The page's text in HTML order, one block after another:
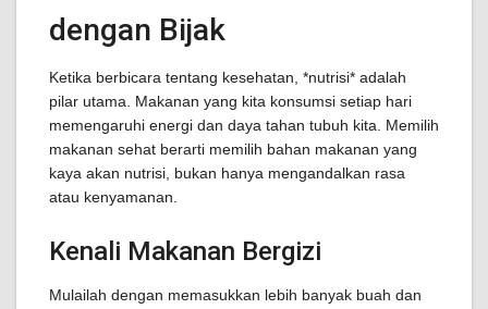
dengan Bijak
Ketika berbicara tentang kesehatan, *nutrisi* adalah
pilar utama. Makanan yang kita konsumsi setiap hari
memengaruhi energi dan daya tahan tubuh kita. Memilih
makanan sehat berarti memilih bahan makanan yang
kaya akan nutrisi, bukan hanya mengandalkan rasa
atau kenyamanan.
Kenali Makanan Bergizi
Mulailah dengan memasukkan lebih banyak buah dan